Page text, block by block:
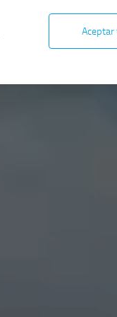
Aceptar